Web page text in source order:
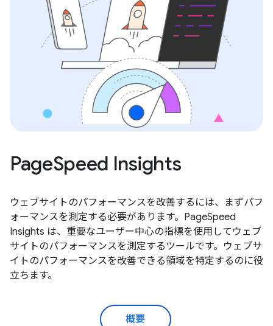
PageSpeed Insights
ウェブサイトのパフォーマンスを改善するには、まずパフ
ォーマンスを測定する必要があります。PageSpeed
Insights は、重要なユーザー中心の指標を使用してウェブ
サイトのパフォーマンスを測定するツールです。ウェブサ
イトのパフォーマンスを改善できる領域を特定するのに役
立ちます。
概要